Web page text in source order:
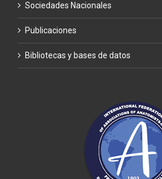
Sociedades Nacionales
Publicaciones
Bibliotecas y bases de datos